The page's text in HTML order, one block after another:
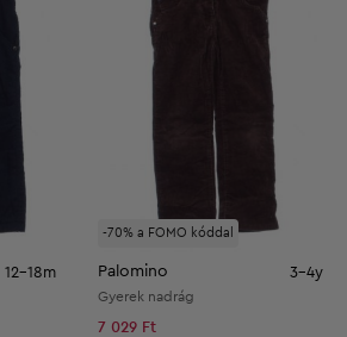
12-18m
-70% a FOMO kóddal
Palomino 3-4y
Gyerek nadrág
7 029 Ft